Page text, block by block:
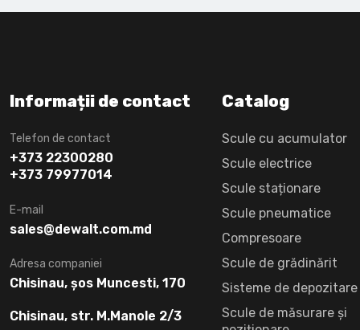
Informații de contact
Telefon de contact
+373 22300280
+373 79977014
E-mail
sales@dewalt.com.md
Adresa companiei
Chisinau, șos Muncesti, 170
Chisinau, str. M.Manole 2/3
Catalog
Scule cu acumulator
Scule electrice
Scule staționare
Scule pneumatice
Compresoare
Scule de grădinărit
Sisteme de depozitare
Scule de măsurare și